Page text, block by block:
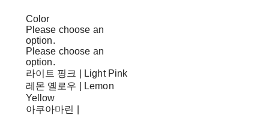
Color
Please choose an
option.
Please choose an
option.
라이트 핑크 | Light Pink
레몬 옐로우 | Lemon
Yellow
아쿠아마린 |